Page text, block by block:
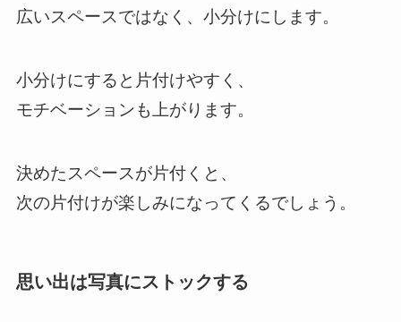
広いスペースではなく、小分けにします。
小分けにすると片付けやすく、
モチベーションも上がります。
決めたスペースが片付くと、
次の片付けが楽しみになってくるでしょう。
思い出は写真にストックする